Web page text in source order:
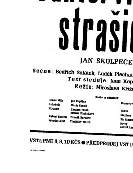
VIDEOZÁZNAMY Z HER
FOTOALBUM
ČLENOVÉ - SOUČASNOST
HRY DO ROKU 1973
MÍSTO PRO VAŠE VZKAZY!!